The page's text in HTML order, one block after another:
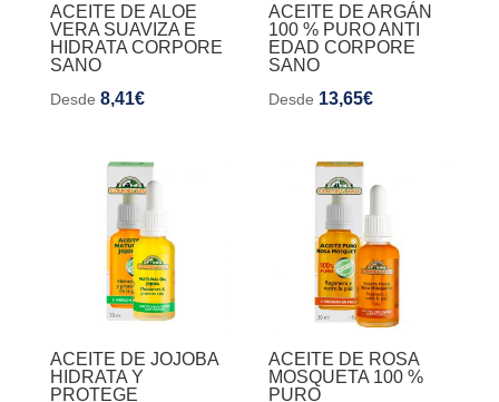
ACEITE DE ALOE
VERA SUAVIZA E
HIDRATA CORPORE
SANO
Desde 8,41€
ACEITE DE ARGÁN
100 % PURO ANTI
EDAD CORPORE
SANO
Desde 13,65€
ACEITE DE JOJOBA
HIDRATA Y
PROTEGE
ACEITE DE ROSA
MOSQUETA 100 %
PURO